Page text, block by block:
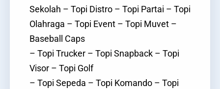
Sekolah – Topi Distro – Topi Partai – Topi
Olahraga – Topi Event – Topi Muvet –
Baseball Caps
– Topi Trucker – Topi Snapback – Topi
Visor – Topi Golf
– Topi Sepeda – Topi Komando – Topi